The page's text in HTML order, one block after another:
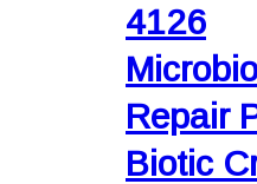
4126
Repair
Biotic